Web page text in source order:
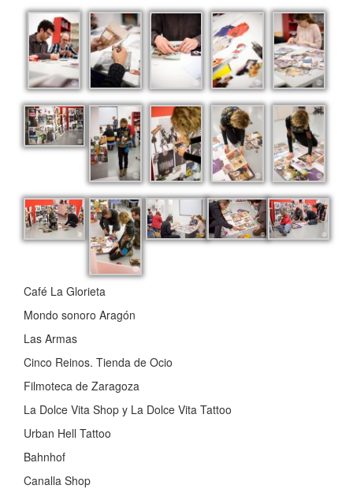
Café La Glorieta
Mondo sonoro Aragón
Las Armas
Cinco Reinos. Tienda de Ocio
Filmoteca de Zaragoza
La Dolce Vita Shop y La Dolce Vita Tattoo
Urban Hell Tattoo
Bahnhof
Canalla Shop